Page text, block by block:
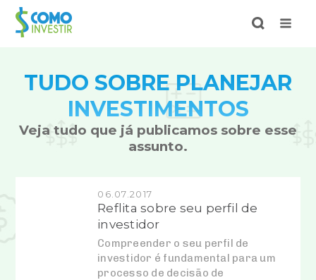
TUDO SOBRE PLANEJAR
INVESTIMENTOS
Veja tudo que já publicamos sobre esse
assunto.
06.07.2017
Reflita sobre seu perfil de
investidor
Compreender o seu perfil de
investidor é fundamental para um
processo de decisão de